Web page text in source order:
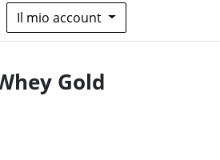
Il mio account
Gold